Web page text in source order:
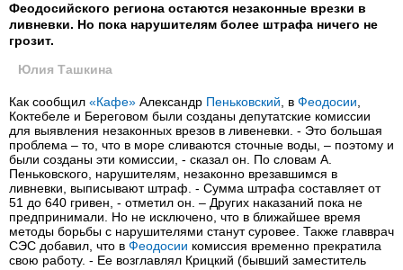
Феодосийского региона остаются незаконные врезки в
ливневки. Но пока нарушителям более штрафа ничего не
грозит.
Юлия Ташкина
Как сообщил «Кафе» Александр Пеньковский , в Феодосии
Коктебеле и Береговом были созданы депутатские комиссии
для выявления незаконных врезов в ливеневки. - Это большая
проблема – то, что в море сливаются сточные воды, – поэтому и
были созданы эти комиссии, - сказал он. По словам А.
Пеньковского, нарушителям, незаконно врезавшимся в
ливневки, выписывают штраф. - Сумма штрафа составляет от
51 до 640 гривен, - отметил он. – Других наказаний пока не
предпринимали. Но не исключено, что в ближайшее время
методы борьбы с нарушителями станут суровее. Также главврач
СЭС добавил, что в Феодосии комиссия временно прекратила
свою работу. - Ее возглавлял Крицкий (бывший заместитель